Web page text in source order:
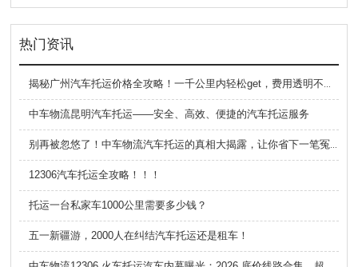
热门资讯
中车物流昆明汽车托运——安全、高效、便捷的汽车托运服务
12306汽车托运全攻略！！！
托运一台私家车1000公里需要多少钱？
五一新疆游，2000人在纠结汽车托运还是租车！